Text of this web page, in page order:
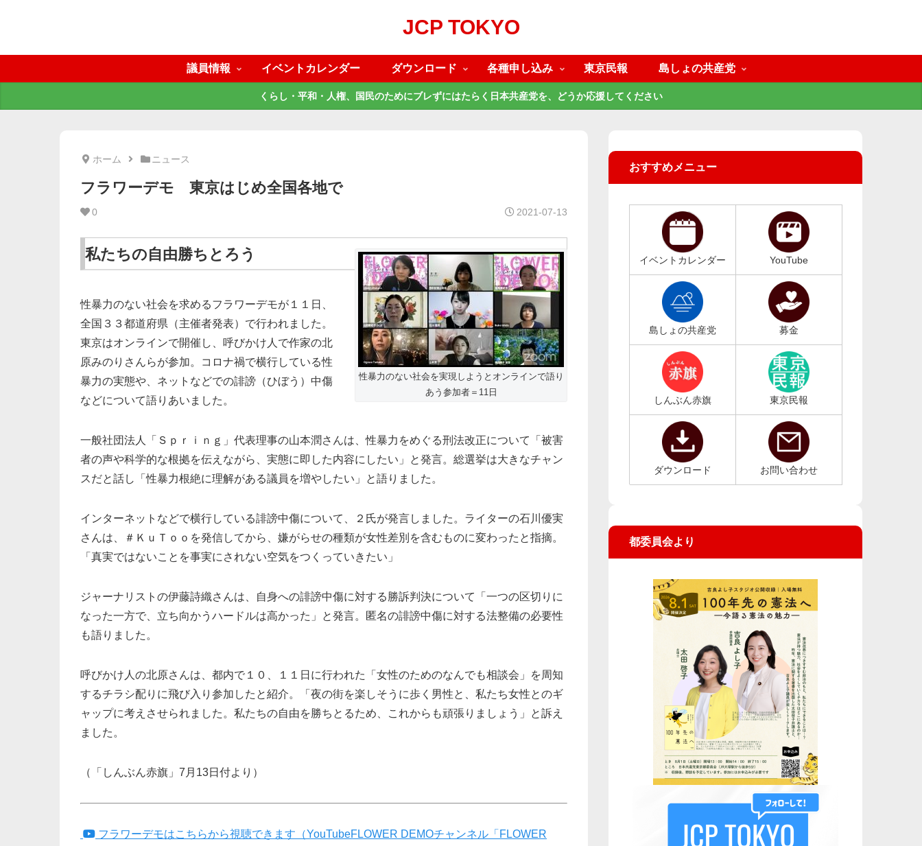
JCP TOKYO
議員情報 イベントカレンダー ダウンロード 各種申し込み 東京民報 島しょの共産党
くらし・平和・人権、国民のためにブレずにはたらく日本共産党を、どうか応援してください
ホーム ニュース
フラワーデモ 東京はじめ全国各地で
0 2021-07-13
性暴力のない社会を実現しようとオンラインで語り
あう参加者＝11日
私たちの自由勝ちとろう
性暴力のない社会を求めるフラワーデモが１１日、
全国３３都道府県（主催者発表）で行われました。
東京はオンラインで開催し、呼びかけ人で作家の北
原みのりさんらが参加。コロナ禍で横行している性
暴力の実態や、ネットなどでの誹謗（ひぼう）中傷
などについて語りあいました。
一般社団法人「Ｓｐｒｉｎｇ」代表理事の山本潤さんは、性暴力をめぐる刑法改正について「被害
者の声や科学的な根拠を伝えながら、実態に即した内容にしたい」と発言。総選挙は大きなチャン
スだと話し「性暴力根絶に理解がある議員を増やしたい」と語りました。
インターネットなどで横行している誹謗中傷について、２氏が発言しました。ライターの石川優実
さんは、＃ＫｕＴｏｏを発信してから、嫌がらせの種類が女性差別を含むものに変わったと指摘。
「真実ではないことを事実にされない空気をつくっていきたい」
ジャーナリストの伊藤詩織さんは、自身への誹謗中傷に対する勝訴判決について「一つの区切りに
なった一方で、立ち向かうハードルは高かった」と発言。匿名の誹謗中傷に対する法整備の必要性
も語りました。
呼びかけ人の北原さんは、都内で１０、１１日に行われた「女性のためのなんでも相談会」を周知
するチラシ配りに飛び入り参加したと紹介。「夜の街を楽しそうに歩く男性と、私たち女性とのギ
ャップに考えさせられました。私たちの自由を勝ちとるため、これからも頑張りましょう」と訴え
ました。
（「しんぶん赤旗」7月13日付より）
フラワーデモはこちらから視聴できます（YouTubeFLOWER DEMOチャンネル「FLOWER
おすすめメニュー
イベントカレンダー YouTube
島しょの共産党 募金
しんぶん赤旗 東京民報
ダウンロード お問い合わせ
都委員会より